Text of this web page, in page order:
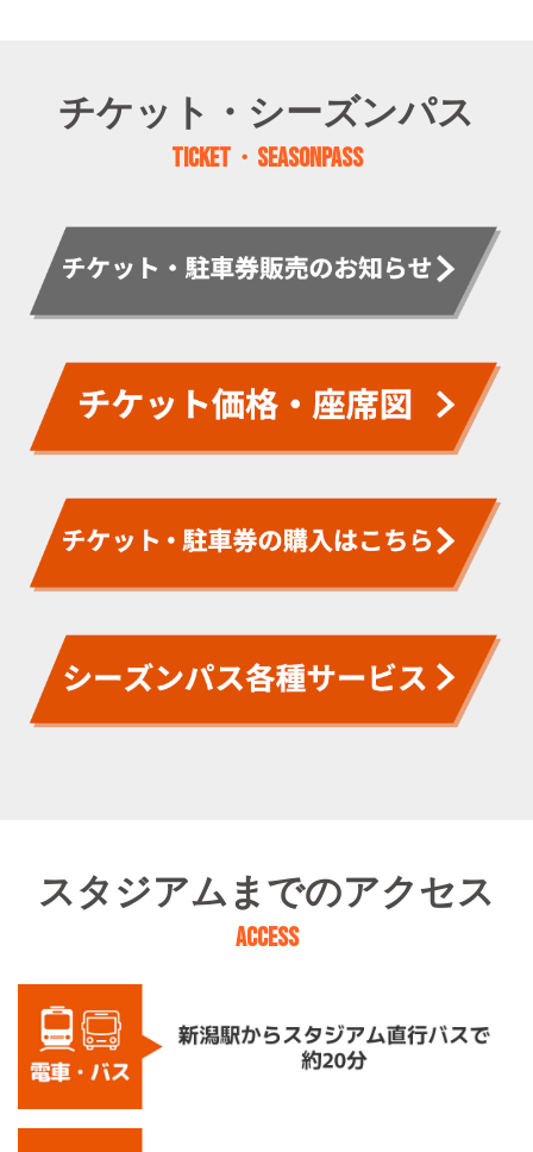
チケット・シーズンパス
TICKET・SEASONPASS
スタジアムまでのアクセス
ACCESS